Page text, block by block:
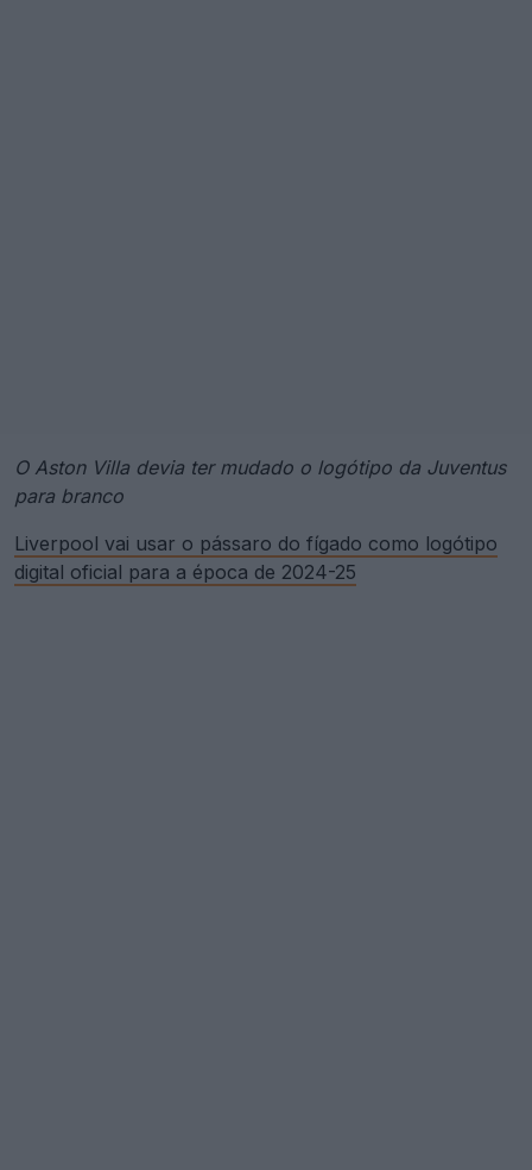
O Aston Villa devia ter mudado o logótipo da Juventus
para branco
Liverpool vai usar o pássaro do fígado como logótipo
digital oficial para a época de 2024-25